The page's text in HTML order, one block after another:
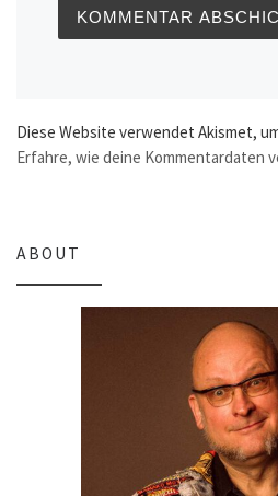
Diese Website verwendet Akismet,
Erfahre, wie deine Kommentardaten
ABOUT